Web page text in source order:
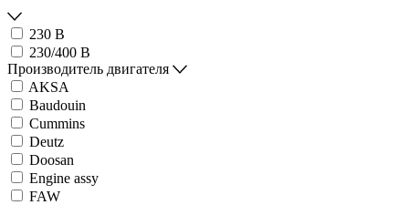
230 В
230/400 В
Производитель двигателя
AKSA
Baudouin
Cummins
Deutz
Doosan
Engine assy
FAW